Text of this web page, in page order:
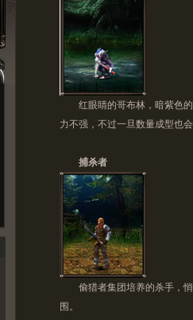
红眼睛的哥布林，暗紫色的
力不强，不过一旦数量成型也
捕杀者
偷猎者集团培养的杀手，悄
围。